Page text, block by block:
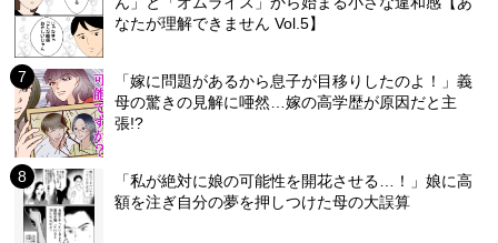
なたが理解できません Vol.5】
「嫁に問題があるから息子が目移りしたのよ！」義
母の驚きの見解に唖然…嫁の高学歴が原因だと主
張!?
「私が絶対に娘の可能性を開花させる…！」娘に高
額を注ぎ自分の夢を押しつけた母の大誤算